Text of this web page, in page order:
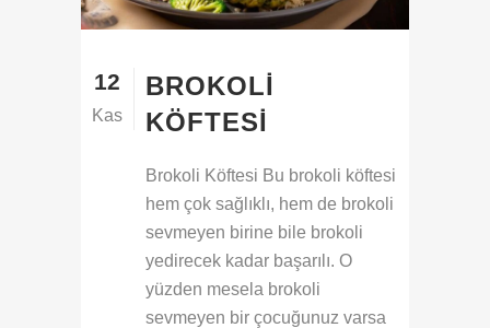
12
Kas
BROKOLI
KÖFTESI
Brokoli Köftesi Bu brokoli köftesi
hem çok sağlıklı, hem de brokoli
sevmeyen birine bile brokoli
yedirecek kadar başarılı. O
yüzden mesela brokoli
sevmeyen bir çocuğunuz varsa